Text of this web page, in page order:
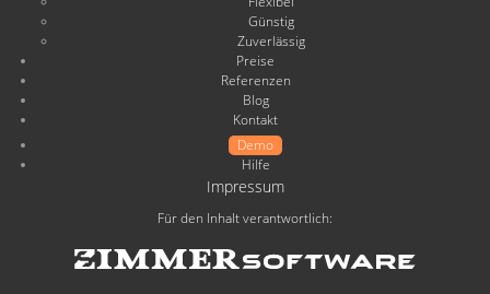
Günstig
Zuverlässig
Preise
Referenzen
Blog
Kontakt
Demo
Hilfe
Impressum
Für den Inhalt verantwortlich: